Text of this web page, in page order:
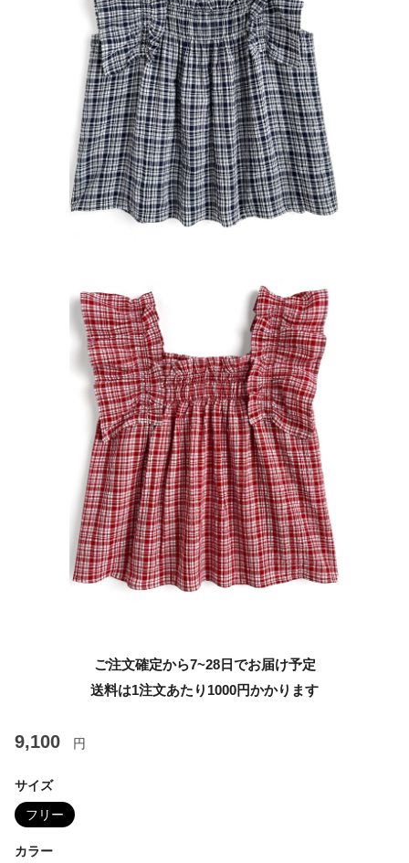
ご注文確定から7~28日でお届け予定
送料は1注文あたり 1000円かかります
9,100 円
サイズ
フリー
カラー